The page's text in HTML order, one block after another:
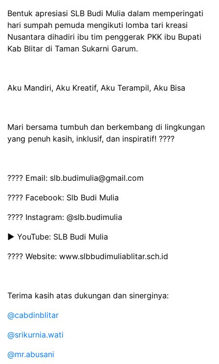
Bentuk apresiasi SLB Budi Mulia dalam memperingati
hari sumpah pemuda mengikuti lomba tari kreasi
Nusantara dihadiri ibu tim penggerak PKK ibu Bupati
Kab Blitar di Taman Sukarni Garum.
Aku Mandiri, Aku Kreatif, Aku Terampil, Aku Bisa
Mari bersama tumbuh dan berkembang di lingkungan
yang penuh kasih, inklusif, dan inspiratif! ????
???? Email: slb.budimulia@gmail.com
???? Facebook: Slb Budi Mulia
???? Instagram: @slb.budimulia
▶️ YouTube: SLB Budi Mulia
???? Website: www.slbbudimuliablitar.sch.id
Terima kasih atas dukungan dan sinerginya:
@cabdinblitar
@srikurnia.wati
@mr.abusani